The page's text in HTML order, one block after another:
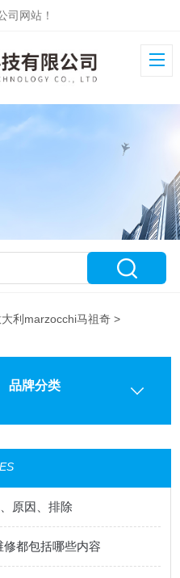
司网站！
利marzocchi马祖奇 >
品牌分类
原因、排除
都包括哪些内容